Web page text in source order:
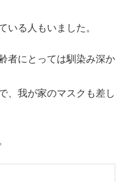
いる人もいました。
者にとっては馴染み深か
、我が家のマスクも差し